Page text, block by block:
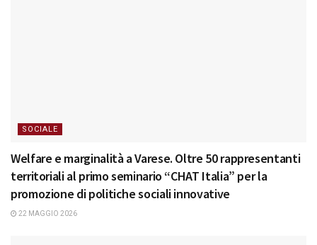
SOCIALE
Welfare e marginalità a Varese. Oltre 50 rappresentanti
territoriali al primo seminario “CHAT Italia” per la
promozione di politiche sociali innovative
22 MAGGIO 2026